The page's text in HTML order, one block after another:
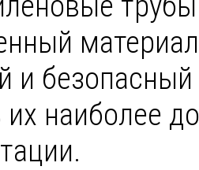
и
их наиболее